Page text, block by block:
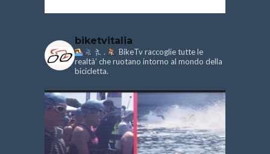
biketvitalia
.
BikeTv raccoglie tutte le
realtà’ che ruotano intorno al mondo della
bicicletta.